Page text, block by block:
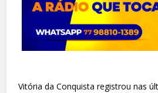
Vitória da Conquista registrou nas